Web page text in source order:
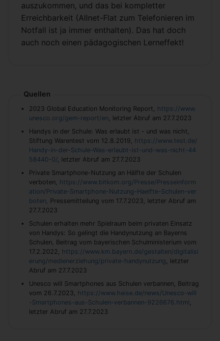
auszukommen, und das bei kompletter
Erreichbarkeit (Allnet-Flat zum Telefonieren im
Notfall ist ja immer enthalten). Das hat doch
auch noch einen pädagogischen Lerneffekt!
Quellen
2023 Global Education Monitoring Report, https://www.
unesco.org/gem-report/en, letzter Abruf am 27.7.2023
Handys in der Schule: Was erlaubt ist - und was nicht,
Stiftung Warentest vom 12.8.2019, https://www.test.de/
Handy-in-der-Schule-Was-erlaubt-ist-und-was-nicht-44
58440-0/, letzter Abruf am 27.7.2023
Private Smartphone-Nutzung an Hälfte der Schulen
verboten, https://www.bitkom.org/Presse/Presseinform
ation/Private-Smartphone-Nutzung-Haelfte-Schulen-ver
boten, Pressemitteilung vom 17.7.2023, letzter Abruf am
27.7.2023
Schulen erhalten mehr Spielraum beim privaten Einsatz
von Handys: So gelingt die Handynutzung an Bayerns
Schulen, Beitrag vom bayerischen Schulministerium vom
17.2.2022, https://www.km.bayern.de/gestalten/digitalisi
erung/medienerziehung/private-handynutzung, letzter
Abruf am 27.7.2023
Unesco will Smartphones aus Schulen verbannen, Beitrag
vom 26.7.2023, https://www.heise.de/news/Unesco-will
-Smartphones-aus-Schulen-verbannen-9226676.html,
letzter Abruf am 27.7.2023